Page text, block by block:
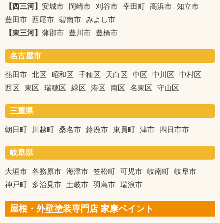
【西三河】 安城市 岡崎市 刈谷市 幸田町 高浜市 知立市
豊田市 西尾市 碧南市 みよし市
【東三河】 蒲郡市 豊川市 豊橋市
名古屋市
熱田市 北区 昭和区 千種区 天白区 中区 中川区
中村区
西区
東区 瑞穂区 緑区 港区 南区 名東区 守山区
三重県
朝日町 川越町 桑名市 鈴鹿市 東員町 津市 四日市市
岐阜県
大垣市 各務原市 海津市 笠松町 可児市 岐南町 岐阜市
神戸町
多治見市 土岐市 羽島市 瑞浪市
屋根・外壁塗装専門店 家康ペイント